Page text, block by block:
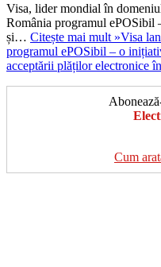
Visa, lider mondial în
România programul ePOSibil
și… Citește mai mult »Visa
programul ePOSibil – o
acceptării plăților electronice
Cum